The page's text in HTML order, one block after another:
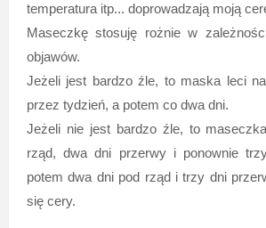
temperatura itp... doprowadzają moją
Maseczkę stosuję rożnie w
objawów.
Jeżeli jest bardzo źle, to maska leci
przez tydzień, a potem co dwa dni.
Jeżeli nie jest bardzo źle, to
rząd, dwa dni przerwy i ponownie
potem dwa dni pod rząd i trzy dni
się cery.